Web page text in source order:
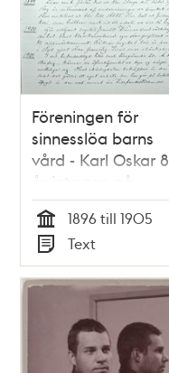
Föreningen för
sinnesslöa barns
vård - Karl Oskar 8
år intagen på
föreningens skola
1896
Tid
1896 till 1905
Typ
Text